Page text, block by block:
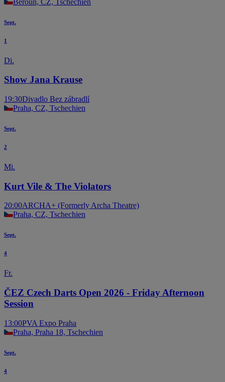
Sept.
1
Di.
Show Jana Krause
19:30Divadlo Bez zábradlí
Praha, CZ, Tschechien
Sept.
2
Mi.
Kurt Vile & The Violators
20:00ARCHA+ (Formerly Archa Theatre)
Praha, CZ, Tschechien
Sept.
4
Fr.
ČEZ Czech Darts Open 2026 - Friday Afternoon
Session
13:00PVA Expo Praha
Praha, Praha 18, Tschechien
Sept.
4